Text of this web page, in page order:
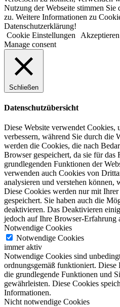
Nutzung der Webseite stimmen
zu. Weitere Informationen zu
Datenschutzerklärung!
Cookie Einstellungen
Akzeptieren
Manage consent
Schließen
Datenschutzübersicht
Diese Website verwendet Cookies,
verbessern, während Sie durch die
werden die Cookies, die nach
Browser gespeichert, da sie für das
grundlegenden Funktionen der
verwenden auch Cookies von
analysieren und verstehen können,
Diese Cookies werden nur mit
gespeichert. Sie haben auch die
deaktivieren. Das Deaktivieren
jedoch auf Ihre Browser-Erfahrung
Notwendige Cookies
Notwendige Cookies
immer aktiv
Notwendige Cookies sind
ordnungsgemäß funktioniert.
die grundlegende Funktionen und
gewährleisten. Diese Cookies
Informationen.
Nicht notwendige Cookies